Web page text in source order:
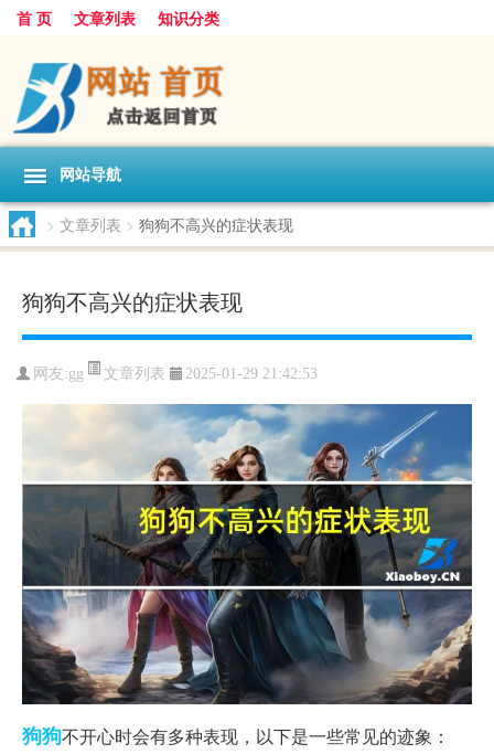
首 页 文章列表 知识分类
网站导航
> 文章列表 > 狗狗不高兴的症状表现
狗狗不高兴的症状表现
网友:gg 文章列表 2025-01-29 21:42:53
狗狗不开心时会有多种表现，以下是一些常见的迹象：